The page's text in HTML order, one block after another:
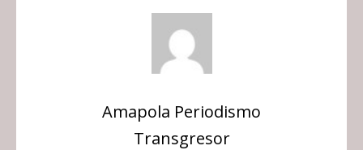
Amapola Periodismo
Transgresor